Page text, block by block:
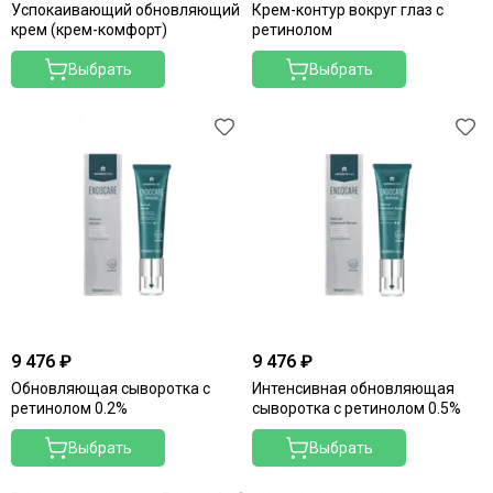
Mesopharm Professional
Metatron
Neoretin Discrom Control
Peel Medical
Phytoceane
Resedaodor
Skincouture
Skinosophy
Skintellectual Solutions
Успокаивающий обновляющий
крем (крем-комфорт)
Выбрать
Крем-контур вокруг глаз с
ретинолом
Выбрать
9 476 ₽
Обновляющая сыворотка с
ретинолом 0.2%
Выбрать
9 476 ₽
Интенсивная обновляющая
сыворотка с ретинолом 0.5%
Выбрать